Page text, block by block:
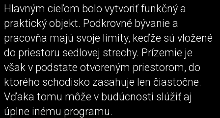
Hlavným cieľom bolo vytvoriť funkčný a
praktický objekt. Podkrovné bývanie a
pracovňa majú svoje limity, keďže sú vložené
do priestoru sedlovej strechy. Prízemie je
však v podstate otvoreným priestorom, do
ktorého schodisko zasahuje len čiastočne.
Vďaka tomu môže v budúcnosti slúžiť aj
úplne inému programu.